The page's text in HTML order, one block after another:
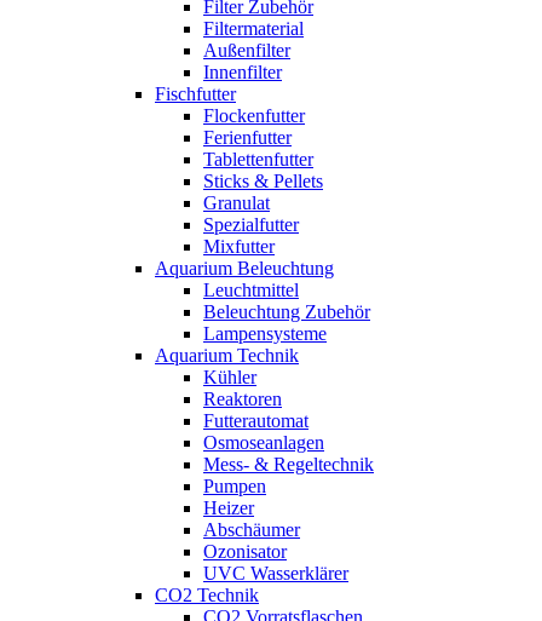
Filter Zubehör
Filtermaterial
Außenfilter
Innenfilter
Fischfutter
Flockenfutter
Ferienfutter
Tablettenfutter
Sticks & Pellets
Granulat
Spezialfutter
Mixfutter
Aquarium Beleuchtung
Leuchtmittel
Beleuchtung Zubehör
Lampensysteme
Aquarium Technik
Kühler
Reaktoren
Futterautomat
Osmoseanlagen
Mess- & Regeltechnik
Pumpen
Heizer
Abschäumer
Ozonisator
UVC Wasserklärer
CO2 Technik
CO2 Vorratsflaschen